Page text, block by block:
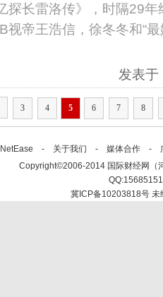
探长雷洛传》，时隔29
帝王浩信，徐冬冬和“
发表
3 4 5 6 7 8
NetEase - 关于我们 - 媒体合作 -
Copyright©2006-2014 国际财经网（
冀ICP备10203818号 未